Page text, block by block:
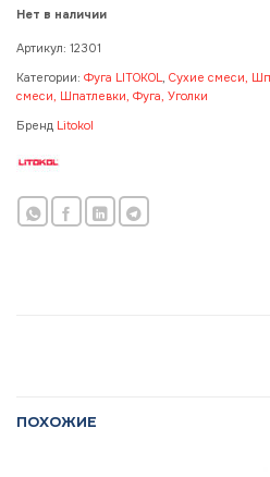
Нет в наличии
Артикул: 12301
Категории: Фуга LITOKOL, Сухие смеси,
смеси, Шпатлевки, Фуга, Уголки
Бренд Litokol
ПОХОЖИЕ